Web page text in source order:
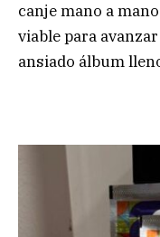
canje mano a
viable para
ansiado álbum